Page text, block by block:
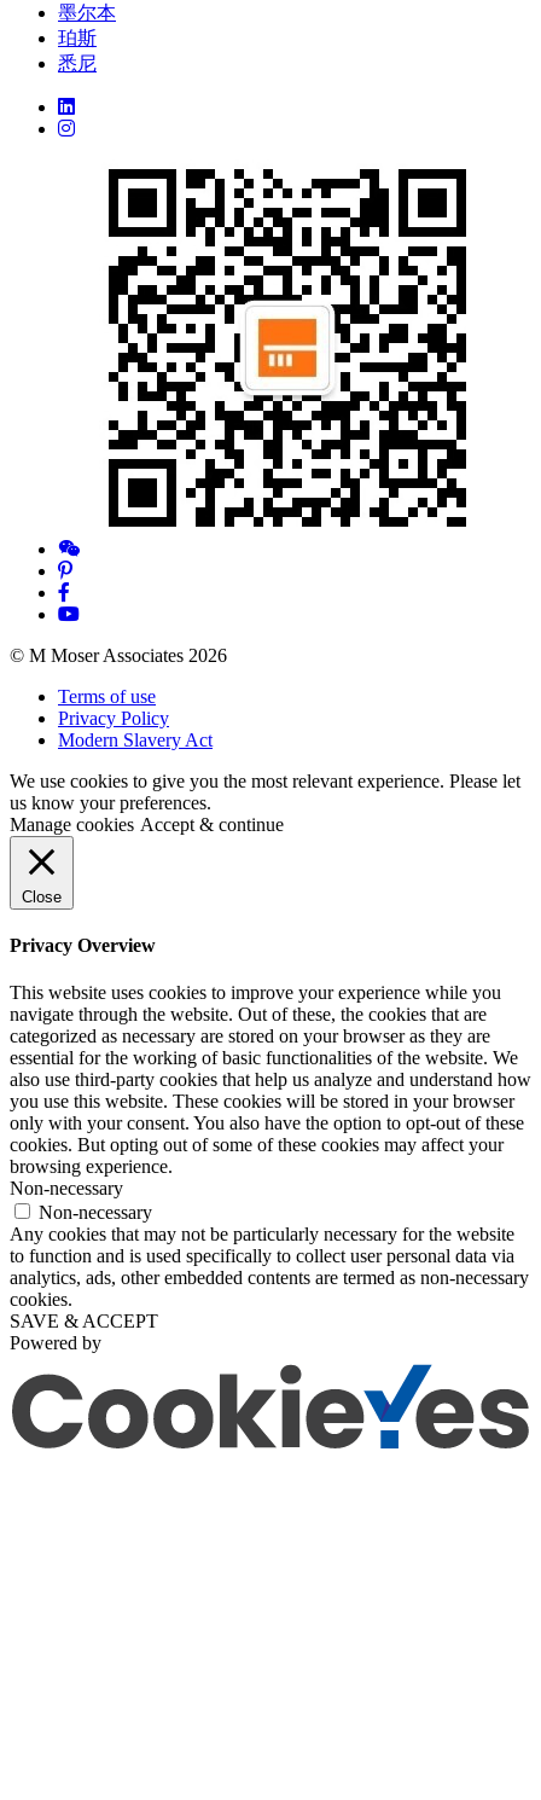
墨尔本
珀斯
悉尼
© M Moser Associates 2026
Terms of use
Privacy Policy
Modern Slavery Act
We use cookies to give you the most relevant experience. Please let
us know your preferences.
Manage cookies Accept & continue
Close
Privacy Overview
This website uses cookies to improve your experience while you
navigate through the website. Out of these, the cookies that are
categorized as necessary are stored on your browser as they are
essential for the working of basic functionalities of the website. We
also use third-party cookies that help us analyze and understand how
you use this website. These cookies will be stored in your browser
only with your consent. You also have the option to opt-out of these
cookies. But opting out of some of these cookies may affect your
browsing experience.
Non-necessary
Non-necessary
Any cookies that may not be particularly necessary for the website
to function and is used specifically to collect user personal data via
analytics, ads, other embedded contents are termed as non-necessary
cookies.
SAVE & ACCEPT
Powered by